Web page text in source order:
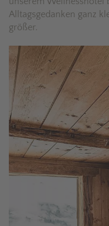
Alltagsgedanken ganz
größer.